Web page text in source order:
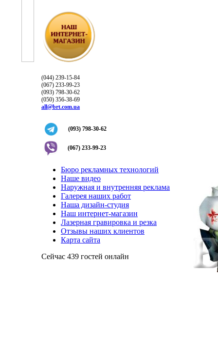
(044) 239-15-84
(067) 233-99-23
(093) 798-30-62
(050) 356-38-69
all@brt.com.ua
(093) 798-30-62
(067) 233-99-23
Бюро рекламных технологий
Наше видео
Наружная и внутренняя реклама
Галерея наших работ
Наша дизайн-студия
Наш интернет-магазин
Лазерная гравировка и резка
Отзывы наших клиентов
Карта сайта
Сейчас 439 гостей онлайн